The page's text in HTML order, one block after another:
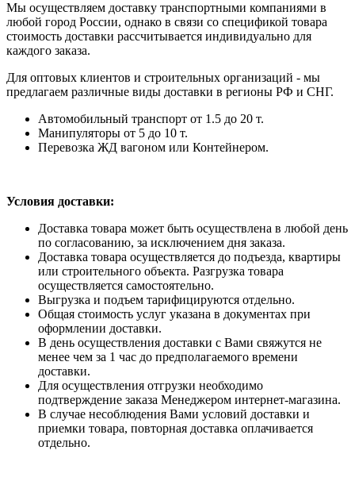
Мы осуществляем доставку транспортными компаниями в
любой город России, однако в связи со спецификой товара
стоимость доставки рассчитывается индивидуально для
каждого заказа.
Для оптовых клиентов и строительных организаций - мы
предлагаем различные виды доставки в регионы РФ и СНГ.
Автомобильный транспорт от 1.5 до 20 т.
Манипуляторы от 5 до 10 т.
Перевозка ЖД вагоном или Контейнером.
Условия доставки:
Доставка товара может быть осуществлена в любой день
по согласованию, за исключением дня заказа.
Доставка товара осуществляется до подъезда, квартиры
или строительного объекта. Разгрузка товара
осуществляется самостоятельно.
Выгрузка и подъем тарифицируются отдельно.
Общая стоимость услуг указана в документах при
оформлении доставки.
В день осуществления доставки с Вами свяжутся не
менее чем за 1 час до предполагаемого времени
доставки.
Для осуществления отгрузки необходимо
подтверждение заказа Менеджером интернет-магазина.
В случае несоблюдения Вами условий доставки и
приемки товара, повторная доставка оплачивается
отдельно.